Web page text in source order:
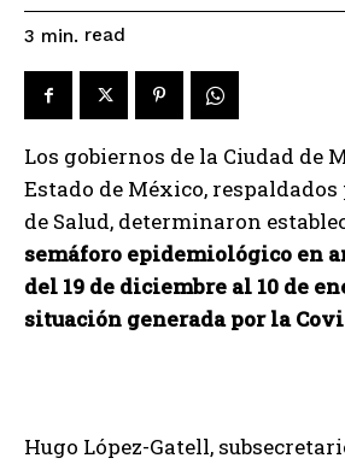
3 min. read
Los gobiernos de la Ciudad de
Estado de México,
de Salud, determinaron
semáforo epidemiológico en
del 19 de diciembre al 10 de
situación generada por la
Hugo López-Gatell,